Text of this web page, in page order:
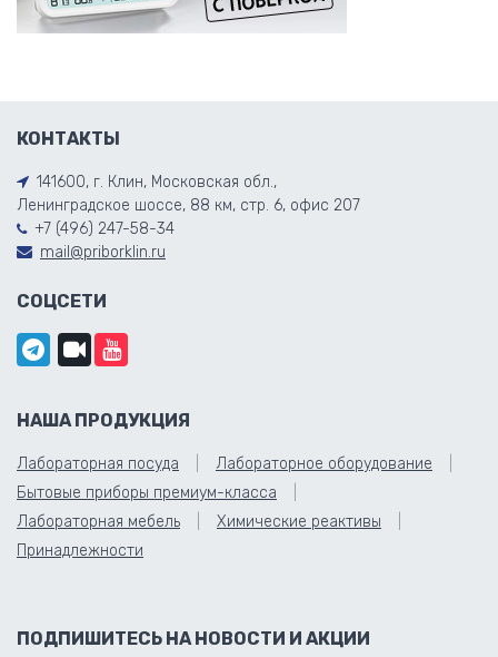
КОНТАКТЫ
141600, г. Клин, Московская обл.,
Ленинградское шоссе, 88 км, стр. 6, офис 207
+7 (496) 247-58-34
mail@priborklin.ru
СОЦСЕТИ
НАША ПРОДУКЦИЯ
Лабораторная посуда
Лабораторное оборудование
Бытовые приборы премиум-класса
Лабораторная мебель
Химические реактивы
Принадлежности
ПОДПИШИТЕСЬ НА НОВОСТИ И АКЦИИ